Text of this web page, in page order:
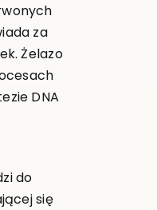
za
Żelazo
DNA
do
się